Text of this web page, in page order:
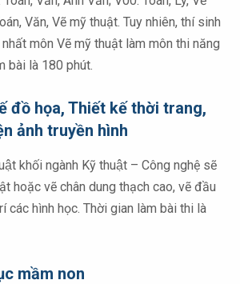
Văn, Vẽ mỹ thuật. Tuy nhiên, thí sinh
môn Vẽ mỹ thuật làm môn thi năng
bài là 180 phút.
đồ họa, Thiết kế thời trang,
ảnh truyền hình
khối ngành Kỹ thuật – Công nghệ sẽ
hoặc vẽ chân dung thạch cao, vẽ đầu
các hình học. Thời gian làm bài thi là
mầm non